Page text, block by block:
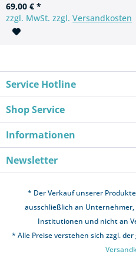
69,00 € *
zzgl. MwSt. zzgl.Versandkosten
Service Hotline
Shop Service
Informationen
Newsletter
* Der Verkauf unserer
ausschließlich an
Institutionen und nicht an
* Alle Preise verstehen sich zzgl.